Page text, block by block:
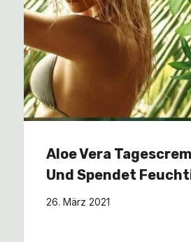
Aloe Vera
Und Spendet
26. März 2021